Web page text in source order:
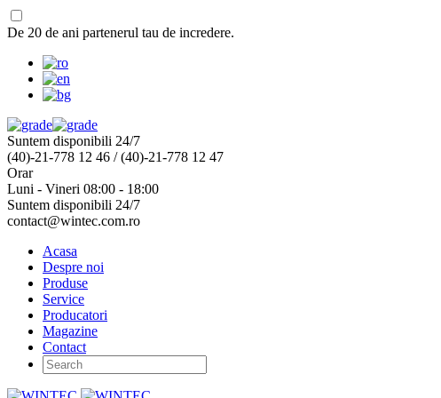
De 20 de ani partenerul tau de incredere.
Suntem disponibili 24/7
(40)-21-778 12 46 / (40)-21-778 12 47
Orar
Luni - Vineri 08:00 - 18:00
Suntem disponibili 24/7
contact@wintec.com.ro
Acasa
Despre noi
Produse
Service
Producatori
Magazine
Contact